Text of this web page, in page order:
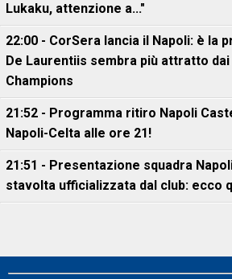
Lukaku, attenzione a..."
22:00 - CorSera lancia il Napoli: è la
De Laurentiis sembra più attratto
Champions
21:52 - Programma ritiro Napoli
Napoli-Celta alle ore 21!
21:51 - Presentazione squadra
stavolta ufficializzata dal club: ecco